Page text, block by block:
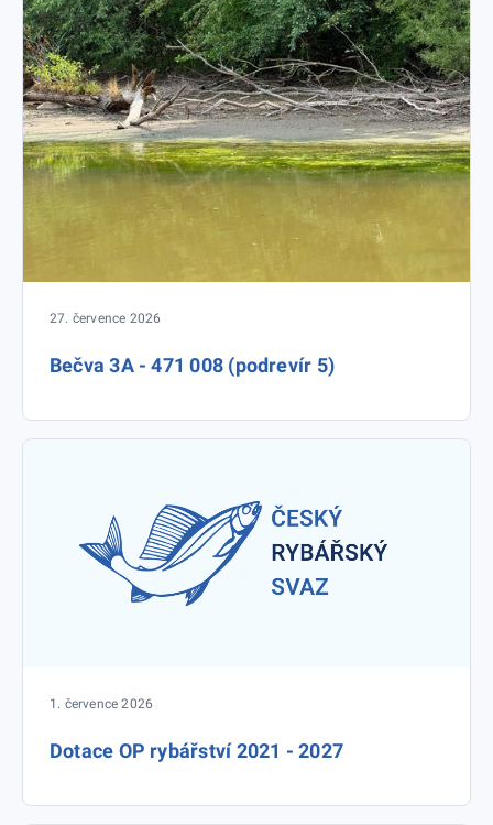
27. července 2026
Bečva 3A - 471 008 (podrevír 5)
1. července 2026
Dotace OP rybářství 2021 - 2027